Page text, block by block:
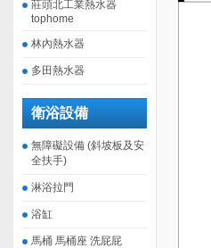
莊頭北工業熱水器
tophome
林內熱水器
多田熱水器
衛浴設備
無障礙設備 (斜坡板及安
全扶手)
淋浴拉門
浴缸
馬桶 馬桶座 洗屁屁